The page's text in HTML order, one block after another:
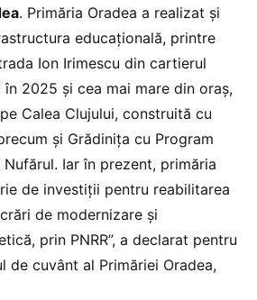
. Primăria Oradea a realizat şi
educaţională, printre
Ion Irimescu din cartierul
în 2025 şi cea mai mare din oraş,
Calea Clujului, construită cu
şi Grădiniţa cu Program
Iar în prezent, primăria
de investiţii pentru reabilitarea
de modernizare şi
prin PNRR”, a declarat pentru
de cuvânt al Primăriei Oradea,